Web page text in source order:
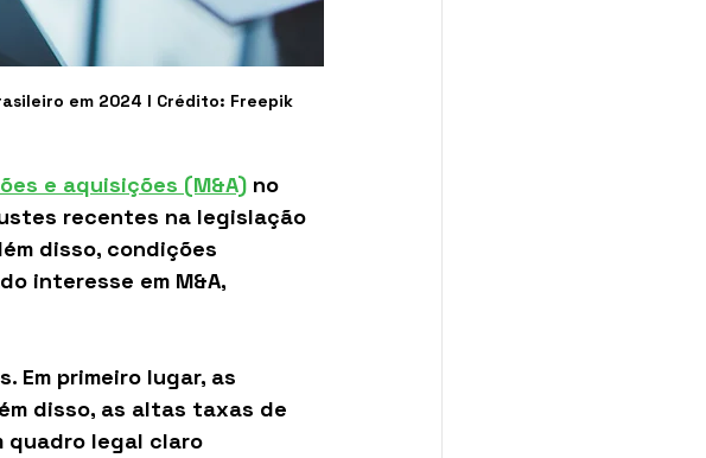
em 2024 I Crédito: Freepik
e aquisições (M&A) no
recentes na legislação
disso, condições
interesse em M&A,
Em primeiro lugar, as
disso, as altas taxas de
quadro legal claro